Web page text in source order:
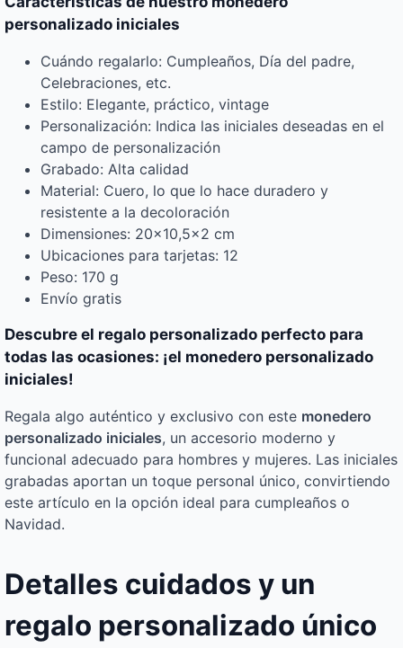
personalizado iniciales
Cuándo regalarlo: Cumpleaños, Día del padre,
Celebraciones, etc.
Estilo: Elegante, práctico, vintage
Personalización: Indica las iniciales deseadas en el
campo de personalización
Grabado: Alta calidad
Material: Cuero, lo que lo hace duradero y
resistente a la decoloración
Dimensiones: 20×10,5×2 cm
Ubicaciones para tarjetas: 12
Peso: 170 g
Envío gratis
Descubre el regalo personalizado perfecto para
todas las ocasiones: ¡el monedero personalizado
iniciales!
Regala algo auténtico y exclusivo con este monedero
personalizado iniciales, un accesorio moderno y
funcional adecuado para hombres y mujeres. Las iniciales
grabadas aportan un toque personal único, convirtiendo
este artículo en la opción ideal para cumpleaños o
Navidad.
Detalles cuidados y un
regalo personalizado único